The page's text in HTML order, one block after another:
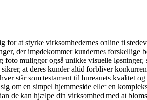
for at styrke virksomhedernes online
der imødekommer kundernes forskellige
muliggør også unikke visuelle
at deres kunder altid forbliver
står som testament til bureauets kvalitet
om en simpel hjemmeside eller en
de kan hjælpe din virksomhed med at